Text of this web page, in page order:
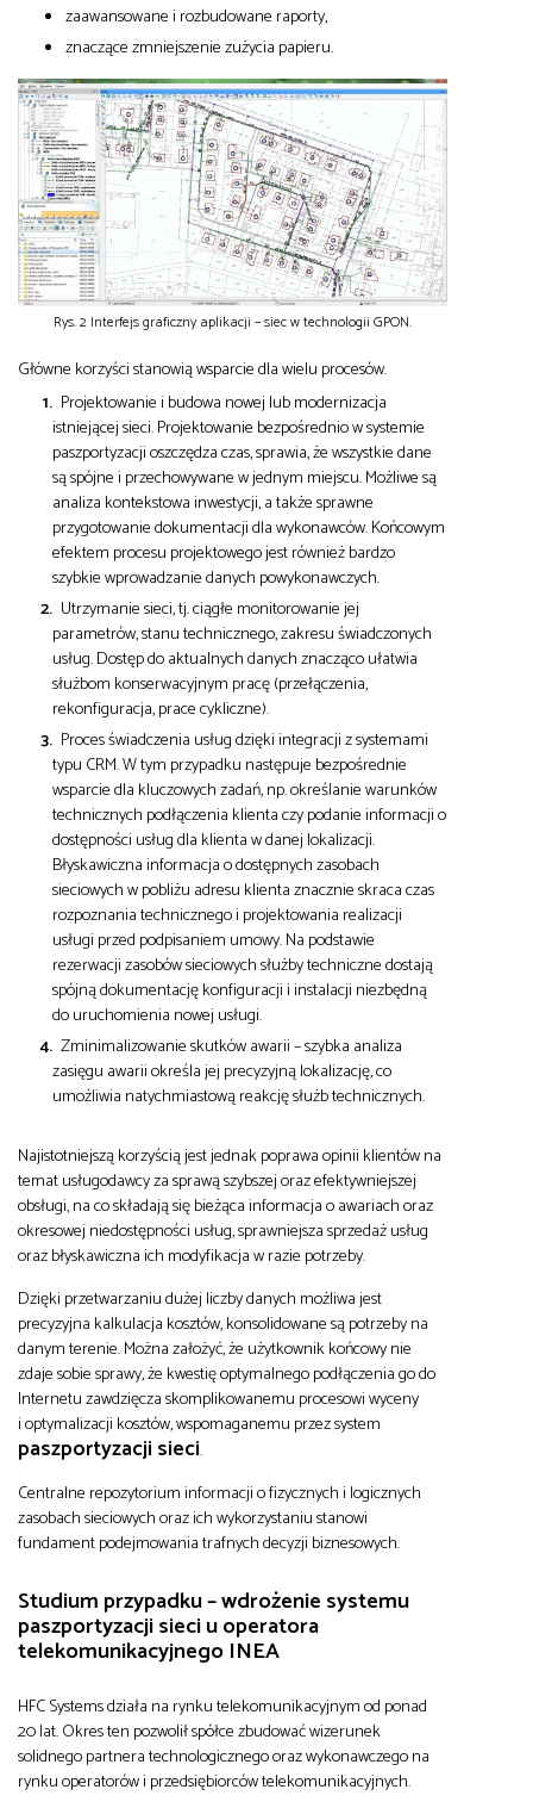
zaawansowane i rozbudowane raporty,
znaczące zmniejszenie zużycia papieru.
Rys. 2 Interfejs graficzny aplikacji – siec w technologii GPON.
Główne korzyści stanowią wsparcie dla wielu procesów.
Projektowanie i budowa nowej lub modernizacja
istniejącej sieci. Projektowanie bezpośrednio w systemie
paszportyzacji oszczędza czas, sprawia, że wszystkie dane
są spójne i przechowywane w jednym miejscu. Możliwe są
analiza kontekstowa inwestycji, a także sprawne
przygotowanie dokumentacji dla wykonawców. Końcowym
efektem procesu projektowego jest również bardzo
szybkie wprowadzanie danych powykonawczych.
Utrzymanie sieci, tj. ciągłe monitorowanie jej
parametrów, stanu technicznego, zakresu świadczonych
usług. Dostęp do aktualnych danych znacząco ułatwia
służbom konserwacyjnym pracę (przełączenia,
rekonfiguracja, prace cykliczne).
Proces świadczenia usług dzięki integracji z systemami
typu CRM. W tym przypadku następuje bezpośrednie
wsparcie dla kluczowych zadań, np. określanie warunków
technicznych podłączenia klienta czy podanie informacji o
dostępności usług dla klienta w danej lokalizacji.
Błyskawiczna informacja o dostępnych zasobach
sieciowych w pobliżu adresu klienta znacznie skraca czas
rozpoznania technicznego i projektowania realizacji
usługi przed podpisaniem umowy. Na podstawie
rezerwacji zasobów sieciowych służby techniczne dostają
spójną dokumentację konfiguracji i instalacji niezbędną
do uruchomienia nowej usługi.
Zminimalizowanie skutków awarii – szybka analiza
zasięgu awarii określa jej precyzyjną lokalizację, co
umożliwia natychmiastową reakcję służb technicznych.
Najistotniejszą korzyścią jest jednak poprawa opinii klientów na
temat usługodawcy za sprawą szybszej oraz efektywniejszej
obsługi, na co składają się bieżąca informacja o awariach oraz
okresowej niedostępności usług, sprawniejsza sprzedaż usług
oraz błyskawiczna ich modyfikacja w razie potrzeby.
Dzięki przetwarzaniu dużej liczby danych możliwa jest
precyzyjna kalkulacja kosztów, konsolidowane są potrzeby na
danym terenie. Można założyć, że użytkownik końcowy nie
zdaje sobie sprawy, że kwestię optymalnego podłączenia go do
Internetu zawdzięcza skomplikowanemu procesowi wyceny
i optymalizacji kosztów, wspomaganemu przez system
paszportyzacji sieci.
Centralne repozytorium informacji o fizycznych i logicznych
zasobach sieciowych oraz ich wykorzystaniu stanowi
fundament podejmowania trafnych decyzji biznesowych.
Studium przypadku – wdrożenie systemu
paszportyzacji sieci u operatora
telekomunikacyjnego INEA
HFC Systems działa na rynku telekomunikacyjnym od ponad
20 lat. Okres ten pozwolił spółce zbudować wizerunek
solidnego partnera technologicznego oraz wykonawczego na
rynku operatorów i przedsiębiorców telekomunikacyjnych.